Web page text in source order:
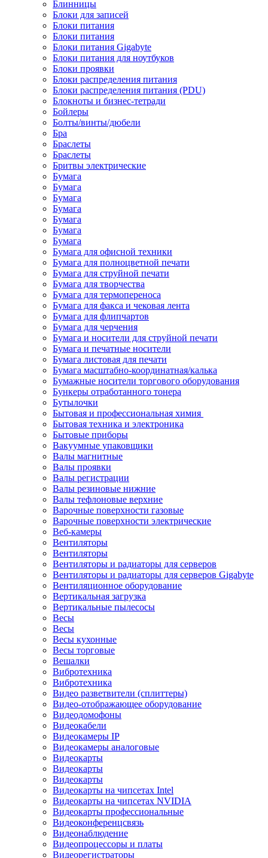
Блинницы
Блоки для записей
Блоки питания
Блоки питания
Блоки питания Gigabyte
Блоки питания для ноутбуков
Блоки проявки
Блоки распределения питания
Блоки распределения питания (PDU)
Блокноты и бизнес-тетради
Бойлеры
Болты/винты/дюбели
Бра
Браслеты
Браслеты
Бритвы электрические
Бумага
Бумага
Бумага
Бумага
Бумага
Бумага
Бумага
Бумага для офисной техники
Бумага для полноцветной печати
Бумага для струйной печати
Бумага для творчества
Бумага для термопереноса
Бумага для факса и чековая лента
Бумага для флипчартов
Бумага для черчения
Бумага и носители для струйной печати
Бумага и печатные носители
Бумага листовая для печати
Бумага масштабно-координатная/калька
Бумажные носители торгового оборудования
Бункеры отработанного тонера
Бутылочки
Бытовая и профессиональная химия
Бытовая техника и электроника
Бытовые приборы
Вакуумные упаковщики
Валы магнитные
Валы проявки
Валы регистрации
Валы резиновые нижние
Валы тефлоновые верхние
Варочные поверхности газовые
Варочные поверхности электрические
Веб-камеры
Вентиляторы
Вентиляторы
Вентиляторы и радиаторы для серверов
Вентиляторы и радиаторы для серверов Gigabyte
Вентиляционное оборудование
Вертикальная загрузка
Вертикальные пылесосы
Весы
Весы
Весы кухонные
Весы торговые
Вешалки
Вибротехника
Вибротехника
Видео разветвители (сплиттеры)
Видео-отображающее оборудование
Видеодомофоны
Видеокабели
Видеокамеры IP
Видеокамеры аналоговые
Видеокарты
Видеокарты
Видеокарты
Видеокарты на чипсетах Intel
Видеокарты на чипсетах NVIDIA
Видеокарты профессиональные
Видеоконференцсвязь
Видеонаблюдение
Видеопроцессоры и платы
Видеорегистраторы